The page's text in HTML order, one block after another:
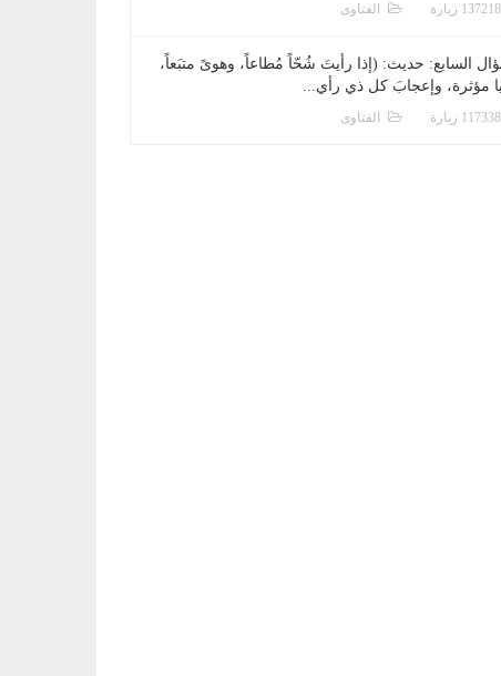
الفتاوى
السابع: حديث: (إذا رأيتَ شُحّاً مُطاعاً، وهوىً متبَعاً،
مؤثرة، وإعجابَ كل ذي رأي...
الفتاوى